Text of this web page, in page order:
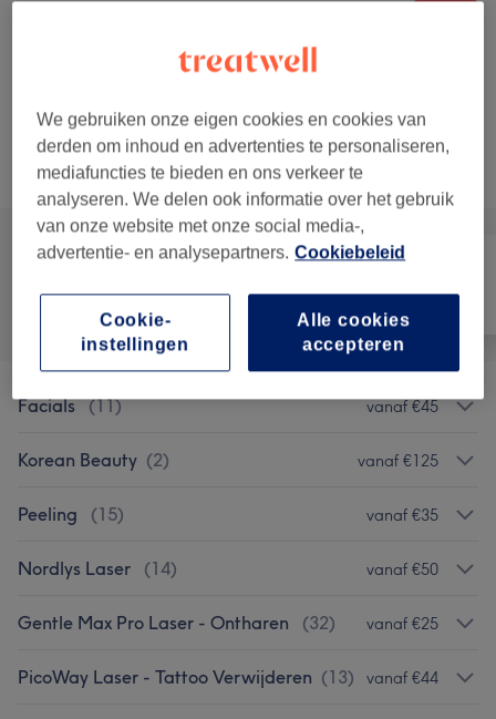
Modelleren & verven wenkbrauwen
20 min
Toon beschrijving
Alle behandelingen
Facials (11) vanaf €45
Korean Beauty (2) vanaf €125
Peeling (15) vanaf €35
Nordlys Laser (14) vanaf €50
Gentle Max Pro Laser - Ontharen (32) vanaf €25
PicoWay Laser - Tattoo Verwijderen (13) vanaf €44
We gebruiken onze eigen cookies en cookies van
derden om inhoud en advertenties te personaliseren,
mediafuncties te bieden en ons verkeer te
analyseren. We delen ook informatie over het gebruik
van onze website met onze social media-,
advertentie- en analysepartners. Cookiebeleid
Alle cookies
accepteren
Cookie-
instellingen